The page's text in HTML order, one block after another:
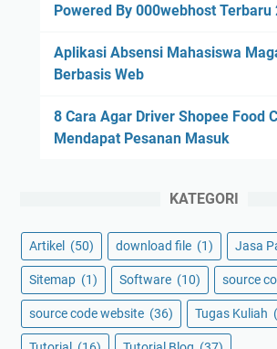
Powered By 000webhost Terbaru
Aplikasi Absensi Mahasiswa
Berbasis Web
8 Cara Agar Driver Shopee Food
Mendapat Pesanan Masuk
KATEGORI
Artikel (50) download file (1) Jasa
Sitemap (1) Software (10) source
source code website (36) Tugas Kuliah